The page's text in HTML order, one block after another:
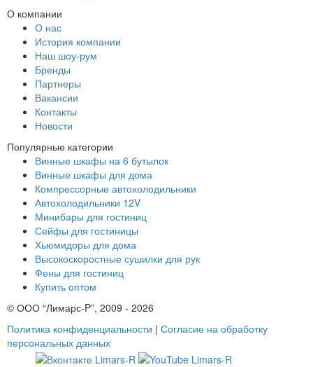
О компании
О нас
История компании
Наш шоу-рум
Бренды
Партнеры
Вакансии
Контакты
Новости
Популярные категории
Винные шкафы на 6 бутылок
Винные шкафы для дома
Компрессорные автохолодильники
Автохолодильники 12V
Минибары для гостиниц
Сейфы для гостиницы
Хьюмидоры для дома
Высокоскоростные сушилки для рук
Фены для гостиниц
Купить оптом
© ООО “Лимарс-P”, 2009 - 2026
Политика конфиденциальности | Согласие на обработку
персональных данных